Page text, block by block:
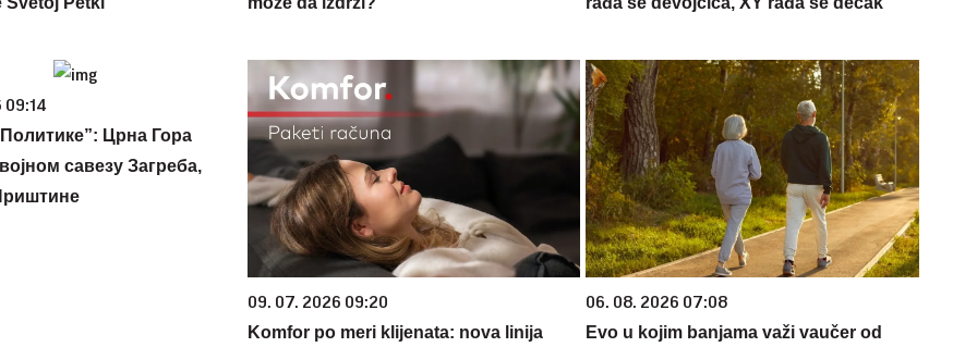
09:14
Црна Гора
савезу Загреба,
09. 07. 2026 09:20
Komfor po meri klijenata: nova linija
06. 08. 2026 07:08
Evo u kojim banjama važi vaučer od